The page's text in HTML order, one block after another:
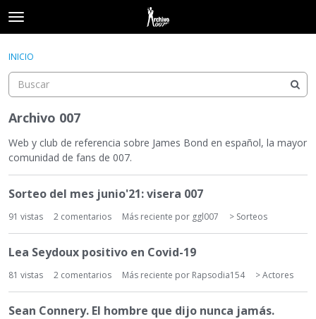
t
o
g
e
e
n
u
Hilos
Acceder
INICIO
Archivo 007
Web y club de referencia sobre James Bond en español, la mayor
comunidad de fans de 007.
i
s
a
d
e
d
i
Sorteo del mes junio'21: visera 007
91 vistas 2 comentarios Más reciente por ggl007 > Sorteos
Lea Seydoux positivo en Covid-19
81 vistas 2 comentarios Más reciente por Rapsodia154 > Actores
Sean Connery. El hombre que dijo nunca jamás.